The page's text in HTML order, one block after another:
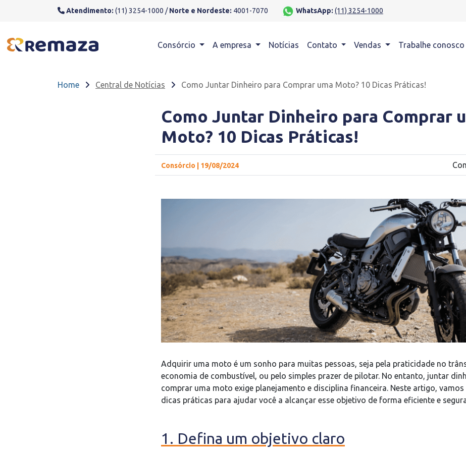
Atendimento: (11) 3254-1000 /Norte e Nordeste: 4001-7070 WhatsApp: (11) 3254-1000
Consórcio A empresa Notícias Contato Vendas Trabalhe conosco
Home Central de Notícias Como Juntar Dinheiro para Comprar uma Moto? 10 Dicas Práticas!
Como Juntar Dinheiro para Comprar
Moto? 10 Dicas Práticas!
Consórcio | 19/08/2024
Adquirir uma moto é um sonho para muitas pessoas, seja pela praticidade no
economia de combustível, ou pelo simples prazer de pilotar. No entanto, juntar
comprar uma moto exige planejamento e disciplina financeira. Neste artigo,
dicas práticas para ajudar você a alcançar esse objetivo de forma eficiente e
1. Defina um objetivo claro